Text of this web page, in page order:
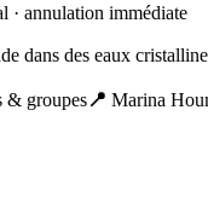
· annulation immédiate
dans des eaux
& groupes📍 Marina